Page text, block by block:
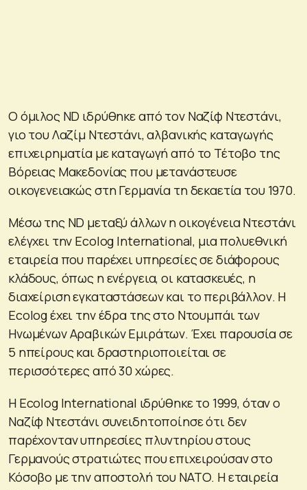
Ο όμιλος ND ιδρύθηκε από τον Ναζίφ Ντεστάνι,
γιο του Λαζίμ Ντεστάνι, αλβανικής καταγωγής
επιχειρηματία με καταγωγή από το Τέτοβο της
Βόρειας Μακεδονίας που μετανάστευσε
οικογενειακώς στη Γερμανία τη δεκαετία του 1970.
Μέσω της ND μεταξύ άλλων η οικογένεια Ντεστάνι
ελέγχει την Ecolog International, μια πολυεθνική
εταιρεία που παρέχει υπηρεσίες σε διάφορους
κλάδους, όπως η ενέργεια, οι κατασκευές, η
διαχείριση εγκαταστάσεων και το περιβάλλον. Η
Ecolog έχει την έδρα της στο Ντουμπάι των
Ηνωμένων Αραβικών Εμιράτων. Έχει παρουσία σε
5 ηπείρους και δραστηριοποιείται σε
περισσότερες από 30 χώρες.
Η Ecolog International ιδρύθηκε το 1999, όταν ο
Ναζίφ Ντεστάνι συνειδητοποίησε ότι δεν
παρέχονταν υπηρεσίες πλυντηρίου στους
Γερμανούς στρατιώτες που επιχειρούσαν στο
Κόσοβο με την αποστολή του ΝΑΤΟ. Η εταιρεία